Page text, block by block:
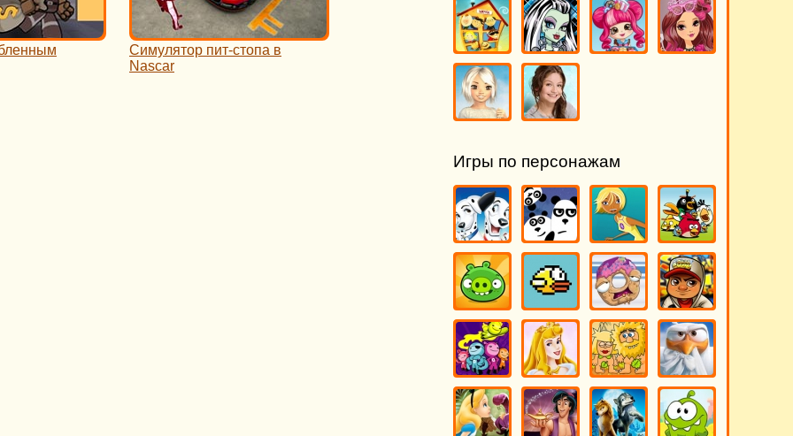
Симулятор пит-стопа в
Nascar
Игры по персонажам